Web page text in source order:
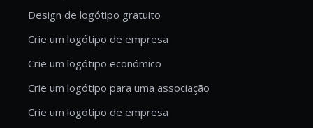
Design de logótipo gratuito
Crie um logótipo de empresa
Crie um logótipo económico
Crie um logótipo para uma associação
Crie um logótipo de empresa